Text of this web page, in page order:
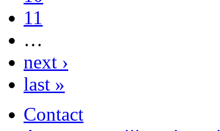
11
…
next ›
last »
Contact